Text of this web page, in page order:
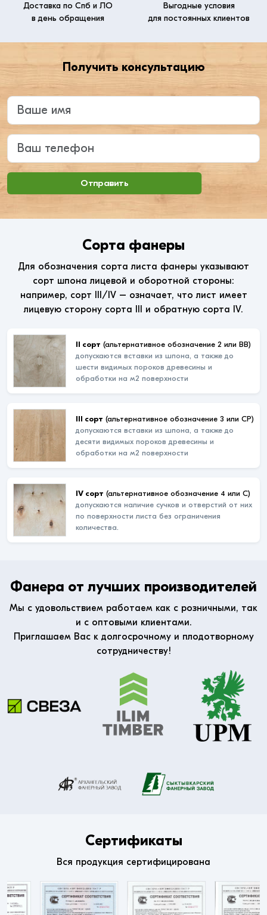
Доставка по Спб и ЛО
в день обращения
Выгодные условия
для постоянных клиентов
Получить консультацию
Введите ваше имя
Ваш телефон
Отправить
Сорта фанеры
Для обозначения сорта листа фанеры указывают
сорт шпона лицевой и оборотной стороны:
например, сорт III/IV – означает, что лист имеет
лицевую сторону сорта III и обратную сорта IV.
II сорт (альтернативное обозначение 2 или ВВ)
допускаются вставки из шпона, а также до
шести видимых пороков древесины и
обработки на м2 поверхности
III сорт (альтернативное обозначение 3 или СР)
допускаются вставки из шпона, а также до
десяти видимых пороков древесины и
обработки на м2 поверхности
IV сорт (альтернативное обозначение 4 или С)
допускаются наличие сучков и отверстий от них
по поверхности листа без ограничения
количества.
Фанера от лучших производителей
Мы с удовольствием работаем как с розничными, так
и с оптовыми клиентами.
Приглашаем Вас к долгосрочному и плодотворному
сотрудничеству!
Сертификаты
Вся продукция сертифицирована